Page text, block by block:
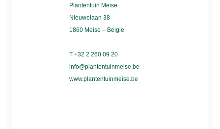
Plantentuin Meise
Nieuwelaan 38
1860 Meise – België
T +32 2 260 09 20
info@plantentuinmeise.be
www.plantentuinmeise.be